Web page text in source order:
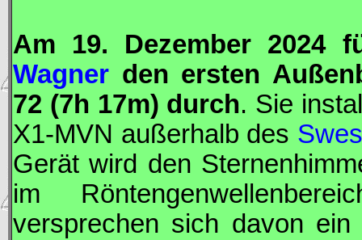
Am 19. Dezember 2024
Wagner den ersten
72 (7h 17m) durch. Sie
X1-MVN außerhalb des
Gerät wird den
im
versprechen sich davon